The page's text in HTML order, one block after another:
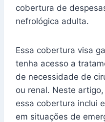
cobertura de
nefrológica adulta.
Essa cobertura visa
tenha acesso a
de necessidade de
ou renal. Neste
essa cobertura inclui
em situações de